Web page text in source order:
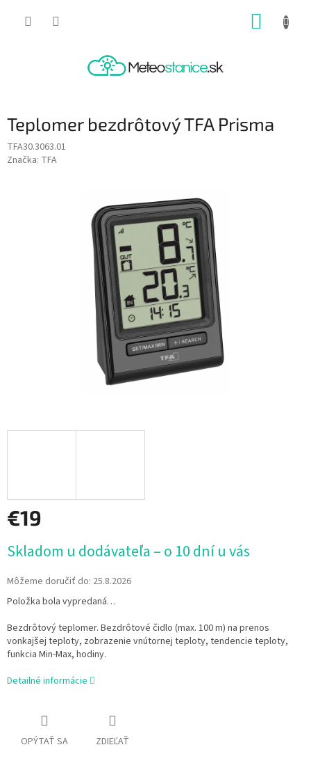
Teplomer bezdrôtový TFA Prisma
TFA30.3063.01
Značka: TFA
€19
cena:
Skladom u dodávateľa – o 10 dní u vás
Môžeme doručiť do: 25.8.2026
Položka bola vypredaná…
Bezdrôtový teplomer. Bezdrôtové čidlo (max. 100 m) na prenos
vonkajšej teploty, zobrazenie vnútornej teploty, tendencie teploty,
funkcia Min-Max, hodiny.
Detailné informácie
OPÝTAŤ SA ZDIEĽAŤ